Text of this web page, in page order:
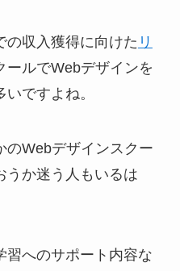
の収入獲得に向けた リ
ールでWebデザインを
ですよね。
のWebデザインスクー
うか迷う人もいるは
習へのサポート内容な